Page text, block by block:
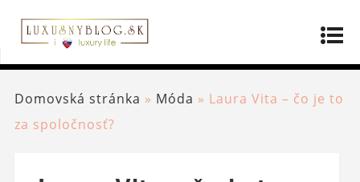
Domovská stránka » Móda » Laura Vita – čo je to
za spoločnosť?